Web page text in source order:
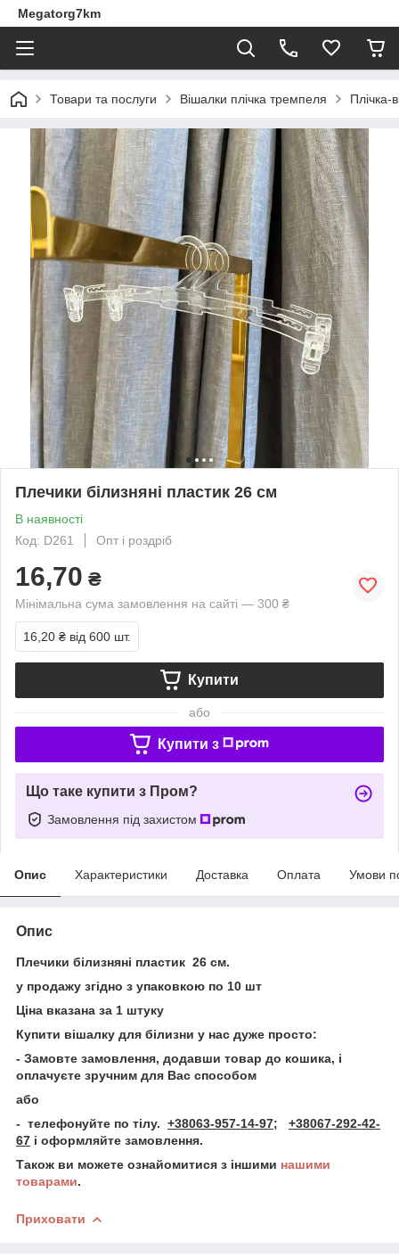
Megatorg7km
Товари та послуги Вішалки плічка тремпеля Плічка-
Плечики білизняні пластик 26 см
В наявності
Код: D261
Опт і роздріб
16,70 ₴
Мінімальна сума замовлення на сайті — 300 ₴
16,20 ₴ від 600 шт.
Купити
або
Купити з
Що таке купити з Пром?
Замовлення під захистом
Опис Характеристики Доставка Оплата Умови
Опис
Плечики білизняні пластик 26 см.
у продажу згідно з упаковкою по 10 шт
Ціна вказана за 1 штуку
Купити вішалку для білизни у нас дуже просто:
- Замовте замовлення, додавши товар до кошика, і
оплачуєте зручним для Вас способом
або
- телефонуйте по тілу. +38063-957-14-97;
+38067-292-42-
67 і оформляйте замовлення.
Також ви можете ознайомитися з іншими нашими
товарами.
Приховати